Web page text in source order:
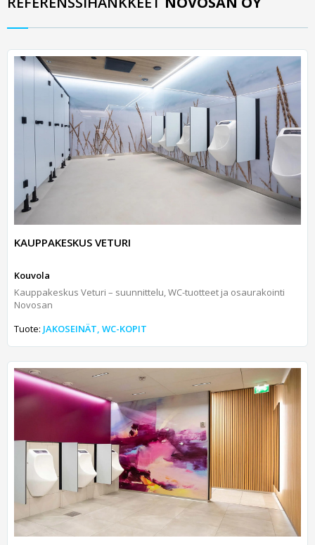
KAUPPAKESKUS VETURI
Kouvola
Kauppakeskus Veturi – suunnittelu, WC-tuotteet ja osaurakointi
Novosan
Tuote: JAKOSEINÄT, WC-KOPIT